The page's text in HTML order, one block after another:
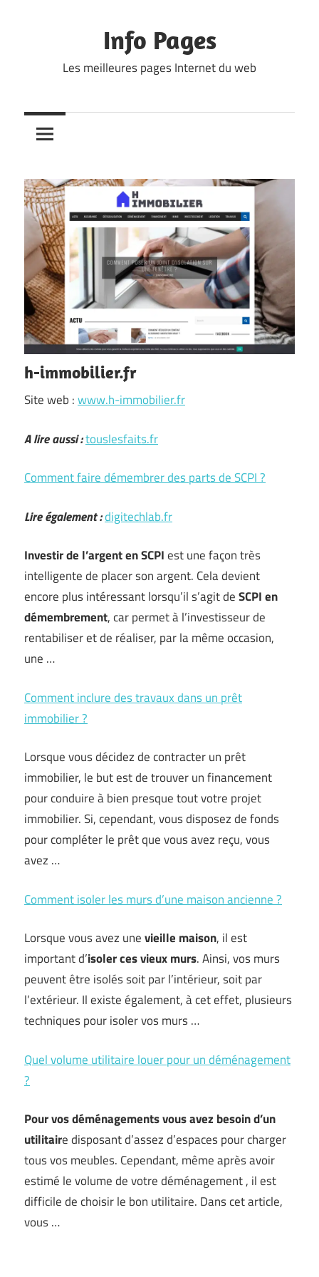
Info Pages
Les meilleures pages Internet du web
h-immobilier.fr
Site web :www.h-immobilier.fr
A lire aussi :touslesfaits.fr
Comment faire démembrer des parts de SCPI ?
Lire également :digitechlab.fr
Investir de l’argent en SCPIest une façon très
intelligente de placer son argent. Cela devient
encore plus intéressant lorsqu’il s’agit deSCPI en
démembrement, car permet à l’investisseur de
rentabiliser et de réaliser, par la même occasion,
une …
Comment inclure des travaux dans un prêt
immobilier ?
Lorsque vous décidez de contracter un prêt
immobilier, le but est de trouver un financement
pour conduire à bien presque tout votre projet
immobilier. Si, cependant, vous disposez de fonds
pour compléter le prêt que vous avez reçu, vous
avez …
Comment isoler les murs d’une maison ancienne ?
Lorsque vous avez unevieille maison, il est
important d’isoler ces vieux murs. Ainsi, vos murs
peuvent être isolés soit par l’intérieur, soit par
l’extérieur. Il existe également, à cet effet, plusieurs
techniques pour isoler vos murs …
Quel volume utilitaire louer pour un déménagement
?
Pour vos déménagements vous avez besoin d’un
utilitaire disposant d’assez d’espaces pour charger
tous vos meubles. Cependant, même après avoir
estimé le volume de votre déménagement , il est
difficile de choisir le bon utilitaire. Dans cet article,
vous …